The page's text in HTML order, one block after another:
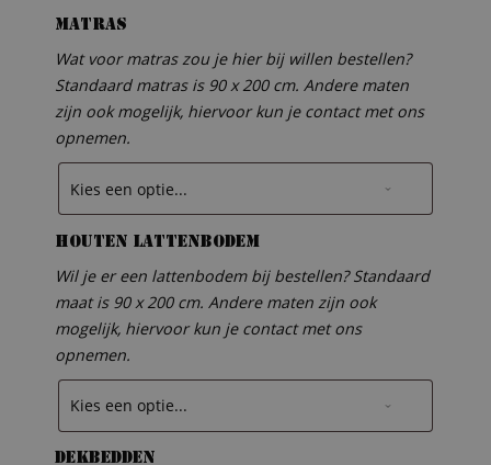
Matras
Wat voor matras zou je hier bij willen bestellen?
Standaard matras is 90 x 200 cm. Andere maten
zijn ook mogelijk, hiervoor kun je contact met ons
opnemen.
Houten lattenbodem
Wil je er een lattenbodem bij bestellen? Standaard
maat is 90 x 200 cm. Andere maten zijn ook
mogelijk, hiervoor kun je contact met ons
opnemen.
Dekbedden